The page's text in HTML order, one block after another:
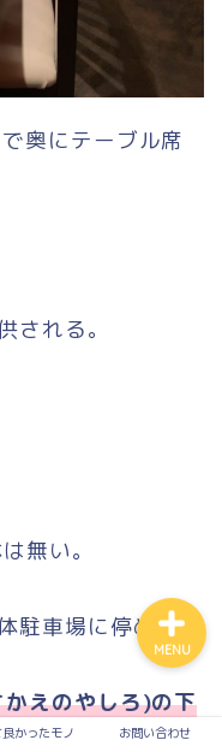
奥にテーブル席
される。
無い。
駐車場に停める。
えのやしろ)の下
かったモノ お問い合わせ
MENU